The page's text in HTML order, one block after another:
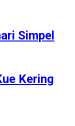
Simpel
Kering